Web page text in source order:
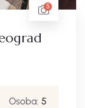
5
Osoba: 5